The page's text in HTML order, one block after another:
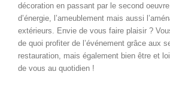
décoration en passant par le second
d’énergie, l’ameublement mais aussi
extérieurs. Envie de vous faire plaisir ?
de quoi profiter de l’événement grâce aux
restauration, mais également bien être et
de vous au quotidien !